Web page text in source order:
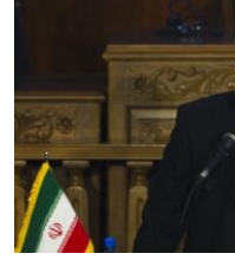
FOTOQALEREYA
İNFOQRAFIKA
KARIKATURA
AZƏRBAYCAN ƏDƏBIYYATI
İSLAM VƏ DEMOKRATIYA
İZ - MƏDƏNIYYƏT PROQRAMI
HAQQIMIZDA
MISSIYAMIZ
PEŞƏ ETIKASI VƏ
MATERIALLARIMIZDAN
AZADLIQRADIOSU MOBIL
BIZI IZLƏ
RFE/RL-in bütün